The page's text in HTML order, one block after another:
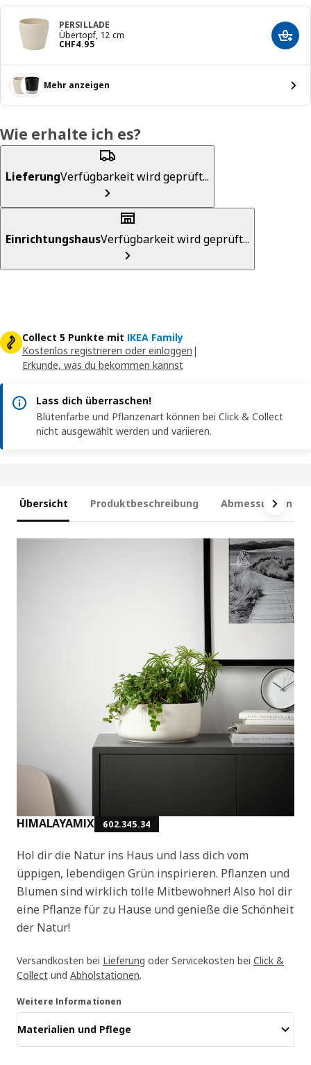
PERSILLADE
Übertopf, 12 cm
CHF4.95
Preis CHF 4.95 In
Mehr anzeigen
Wie erhalte ich es?
LieferungVerfügbarkeit wird geprüft...
EinrichtungshausVerfügbarkeit wird geprüft...
Collect 5 Punkte mit IKEA Family
Kostenlos registrieren oder einloggen |
Erkunde, was du bekommen kannst
Lass dich überraschen!
Blütenfarbe und Pflanzenart können bei Click & Collect
nicht ausgewählt werden und variieren.
Übersicht Produktbeschreibung Abmessungen
HIMALAYAMIX 602.345.34
Hol dir die Natur ins Haus und lass dich vom
üppigen, lebendigen Grün inspirieren. Pflanzen und
Blumen sind wirklich tolle Mitbewohner! Also hol dir
eine Pflanze für zu Hause und genieße die Schönheit
der Natur!
Versandkosten bei Lieferung oder Servicekosten bei Click &
Collect und Abholstationen.
Weitere Informationen
Materialien und Pflege